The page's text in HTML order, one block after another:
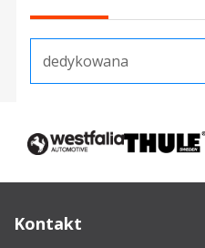
dedykowana
Kontakt